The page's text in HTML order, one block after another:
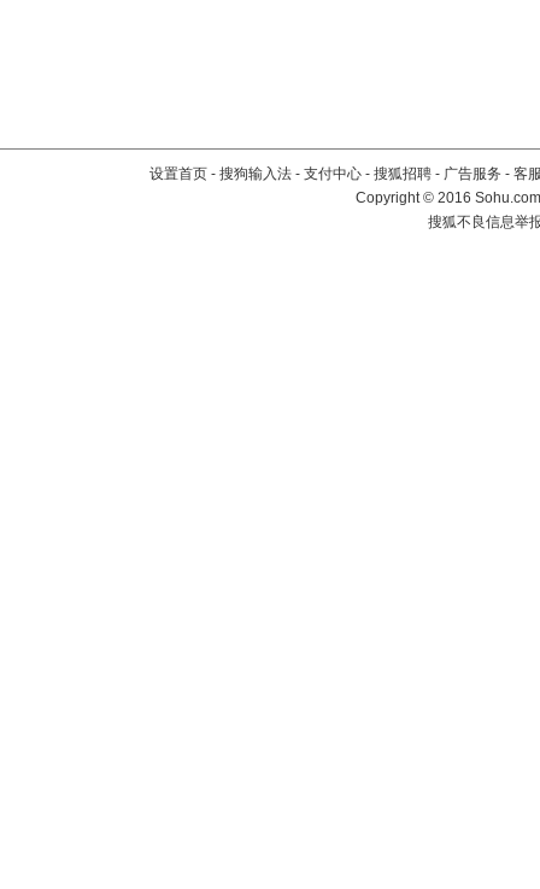
设置首页 - 搜狗输入法 - 支付中心 - 搜狐招聘 - 广告服务 - 客
Copyright©2016
搜狐不良信息举